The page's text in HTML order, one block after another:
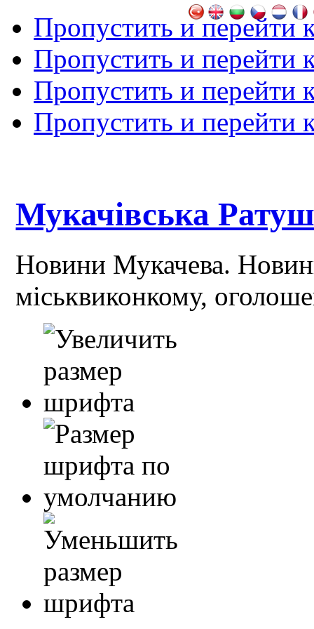
Пропустить и перейти
Пропустить и перейти
Пропустить и перейти
Пропустить и перейти
Мукачівська
Новини Мукачева.
міськвиконкому,